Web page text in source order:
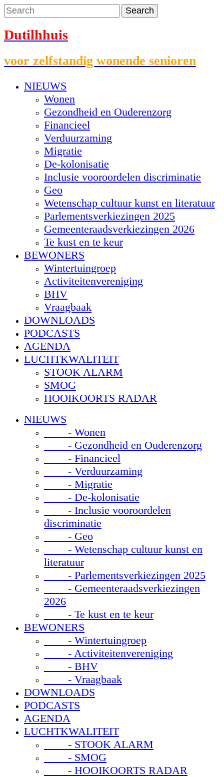
Dutilhhuis
voor zelfstandig wonende senioren
NIEUWS
Wonen
Gezondheid en Ouderenzorg
Financieel
Verduurzaming
Migratie
De-kolonisatie
Inclusie vooroordelen discriminatie
Geo
Wetenschap cultuur kunst en literatuur
Parlementsverkiezingen 2025
Gemeenteraadsverkiezingen 2026
Te kust en te keur
BEWONERS
Wintertuingroep
Activiteitenvereniging
BHV
Vraagbaak
DOWNLOADS
PODCASTS
AGENDA
LUCHTKWALITEIT
STOOK ALARM
SMOG
HOOIKOORTS RADAR
NIEUWS
- Wonen
- Gezondheid en Ouderenzorg
- Financieel
- Verduurzaming
- Migratie
- De-kolonisatie
- Inclusie vooroordelen
discriminatie
- Geo
- Wetenschap cultuur kunst en
literatuur
- Parlementsverkiezingen 2025
- Gemeenteraadsverkiezingen
2026
- Te kust en te keur
BEWONERS
- Wintertuingroep
- Activiteitenvereniging
- BHV
- Vraagbaak
DOWNLOADS
PODCASTS
AGENDA
LUCHTKWALITEIT
- STOOK ALARM
- SMOG
- HOOIKOORTS RADAR